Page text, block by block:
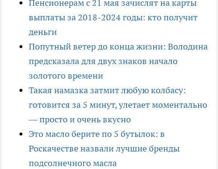
Пенсионерам с 21 мая зачислят на карты
выплаты за 2018-2024 годы: кто получит
деньги
Попутный ветер до конца жизни: Володина
предсказала для двух знаков начало
золотого времени
Такая намазка затмит любую колбасу:
готовится за 5 минут, улетает моментально
— просто и очень вкусно
Это масло берите по 5 бутылок: в
Роскачестве назвали лучшие бренды
подсолнечного масла